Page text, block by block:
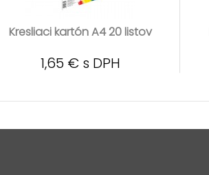
Kresliaci kartón A4 20 listov
1,65 € s DPH